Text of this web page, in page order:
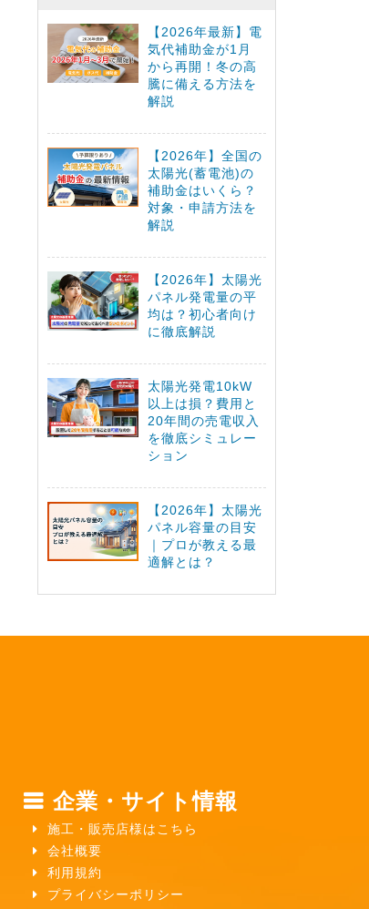
【2026年最新】電
気代補助金が1月
から再開！冬の高
騰に備える方法を
解説
【2026年】全国の
太陽光(蓄電池)の
補助金はいくら？
対象・申請方法を
解説
【2026年】太陽光
パネル発電量の平
均は？初心者向け
に徹底解説
太陽光発電10kW
以上は損？費用と
20年間の売電収入
を徹底シミュレー
ション
【2026年】太陽光
パネル容量の目安
｜プロが教える最
適解とは？
企業・サイト情報
施工・販売店様はこちら
会社概要
利用規約
プライバシーポリシー